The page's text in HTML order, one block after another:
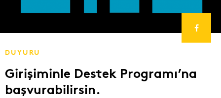
DUYURU
Girişiminle Destek Programı’na
başvurabilirsin.